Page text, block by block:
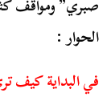
صبري” ومواقف
الحوار :
في البداية كيف